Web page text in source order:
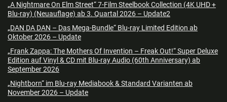
„A Nightmare On Elm Street“ 7-Film Steelbook Collection (4K UHD +
Blu-ray) (Neuauflage) ab 3. Quartal 2026 – Update2
„DAN DA DAN – Das Mega-Bundle“ Blu-ray Limited Edition ab
Oktober 2026 – Update
„Frank Zappa: The Mothers Of Invention – Freak Out!“ Super Deluxe
Edition auf Vinyl & CD mit Blu-ray Audio (60th Anniversary) ab
September 2026
„Nightborn“ im Blu-ray Mediabook & Standard Varianten ab
November 2026 – Update